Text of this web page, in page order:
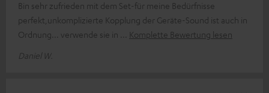
Bin sehr zufrieden mit dem Set-für meine Bedürfnisse
perfekt,unkomplizierte Kopplung der Geräte-Sound ist auch in
Ordnung... verwende sie in
Komplette Bewertung lesen
Daniel W.